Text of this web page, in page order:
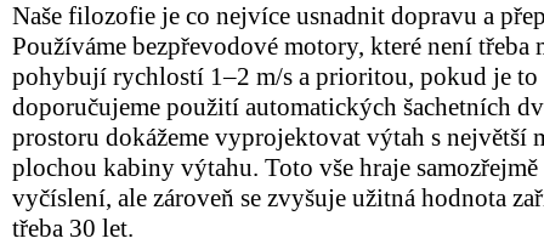
Naše filozofie je co nejvíce usnadnit dopravu a
Používáme bezpřevodové motory, které není třeba
pohybují rychlostí 1–2 m/s a prioritou, pokud je to
doporučujeme použití automatických šachetních
prostoru dokážeme vyprojektovat výtah s největší
plochou kabiny výtahu. Toto vše hraje
vyčíslení, ale zároveň se zvyšuje užitná hodnota
třeba 30 let.